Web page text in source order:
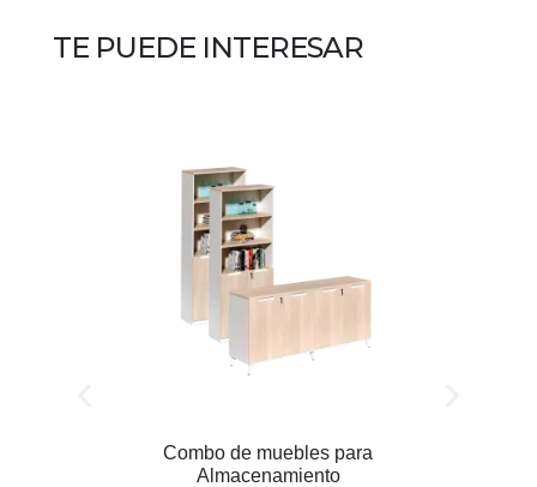
TE PUEDE INTERESAR
Combo de muebles para
Almacenamiento